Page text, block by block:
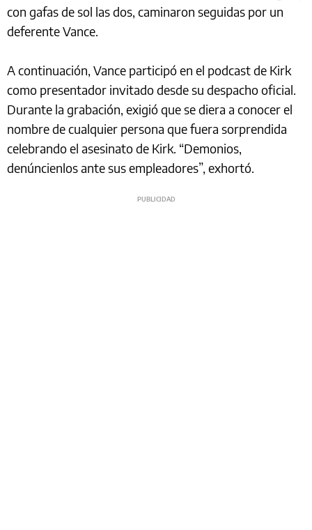
con gafas de sol las dos, caminaron seguidas por un
deferente Vance.
A continuación, Vance participó en el podcast de Kirk
como presentador invitado desde su despacho oficial.
Durante la grabación, exigió que se diera a conocer el
nombre de cualquier persona que fuera sorprendida
celebrando el asesinato de Kirk. “Demonios,
denúncienlos ante sus empleadores”, exhortó.